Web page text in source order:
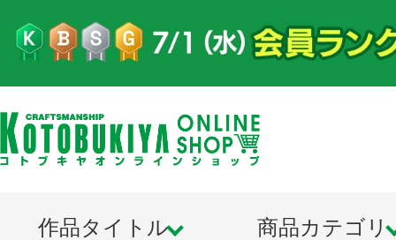
作品タイトル 商品カテゴリ